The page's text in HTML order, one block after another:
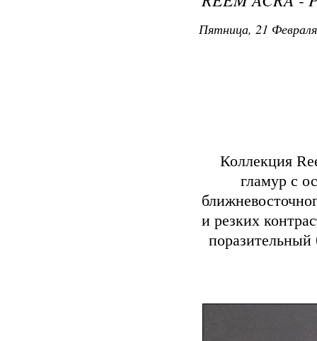
Пятница, 21
Коллекция
гламур с
и резких